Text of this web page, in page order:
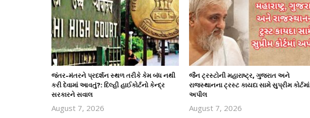
જંતર-મંતરને પ્રદર્શન સ્થળ તરીકે કેમ બંધ નથી
કરી દેવામાં આવતું?: દિલ્હી હાઈકોર્ટનો કેન્દ્ર
સરકારને સવાલ
August 7, 2026
જૈન ટ્રસ્ટોની મહારાષ્ટ્ર, ગુજરાત અને
રાજસ્થાનના ટ્રસ્ટ કાયદા સામે સુપ્રીમ કોર્ટમાં
અપીલ
August 7, 2026